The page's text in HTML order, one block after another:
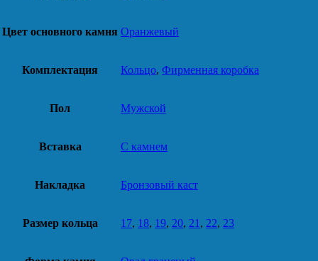
Цвет основного камня Оранжевый
Комплектация Кольцо, Фирменная коробка
Пол Мужской
Вставка С камнем
Накладка Бронзовый каст
Размер кольца 17, 18, 19, 20, 21 , 22, 23